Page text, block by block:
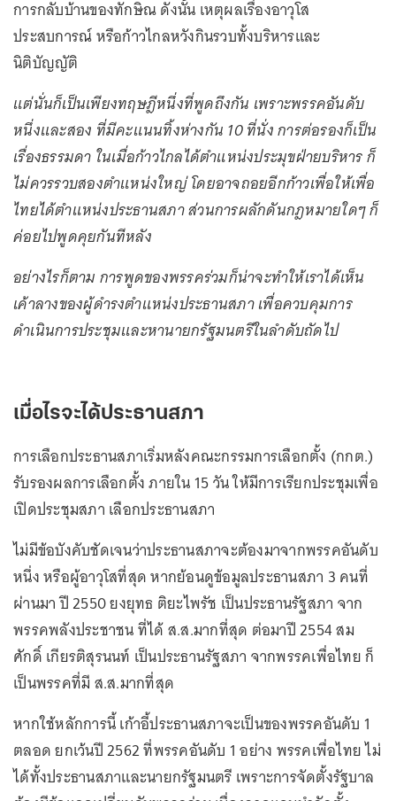
การกลับบ้านของทักษิณ ดังนั้น เหตุผลเรื่องอาวุโส
ประสบการณ์ หรือก้าวไกลหวังกินรวบทั้งบริหารและ
นิติบัญญัติ
แต่นั่นก็เป็นเพียงทฤษฎีหนึ่งที่พูดถึงกัน เพราะพรรคอันดับ
หนึ่งและสอง ที่มีคะแนนทิ้งห่างกัน 10 ที่นั่ง การต่อรองก็เป็น
เรื่องธรรมดา ในเมื่อก้าวไกลได้ตำแหน่งประมุขฝ่ายบริหาร ก็
ไม่ควรรวบสองตำแหน่งใหญ่ โดยอาจถอยอีกก้าวเพื่อให้เพื่อ
ไทยได้ตำแหน่งประธานสภา ส่วนการผลักดันกฎหมายใดๆ ก็
ค่อยไปพูดคุยกันทีหลัง
อย่างไรก็ตาม การพูดของพรรคร่วมก็น่าจะทำให้เราได้เห็น
เค้าลางของผู้ดำรงตำแหน่งประธานสภา เพื่อควบคุมการ
ดำเนินการประชุมและหานายกรัฐมนตรีในลำดับถัดไป
เมื่อไรจะได้ประธานสภา
การเลือกประธานสภาเริ่มหลังคณะกรรมการเลือกตั้ง (กกต.)
รับรองผลการเลือกตั้ง ภายใน 15 วัน ให้มีการเรียกประชุมเพื่อ
เปิดประชุมสภา เลือกประธานสภา
ไม่มีข้อบังคับชัดเจนว่าประธานสภาจะต้องมาจากพรรคอันดับ
หนึ่ง หรือผู้อาวุโสที่สุด หากย้อนดูข้อมูลประธานสภา 3 คนที่
ผ่านมา ปี 2550 ยงยุทธ ติยะไพรัช เป็นประธานรัฐสภา จาก
พรรคพลังประชาชน ที่ได้ ส.ส.มากที่สุด ต่อมาปี 2554 สม
ศักดิ์ เกียรติสุรนนท์ เป็นประธานรัฐสภา จากพรรคเพื่อไทย ก็
เป็นพรรคที่มี ส.ส.มากที่สุด
หากใช้หลักการนี้ เก้าอี้ประธานสภาจะเป็นของพรรคอันดับ 1
ตลอด ยกเว้นปี 2562 ที่พรรคอันดับ 1 อย่าง พรรคเพื่อไทย ไม่
ได้ทั้งประธานสภาและนายกรัฐมนตรี เพราะการจัดตั้งรัฐบาล